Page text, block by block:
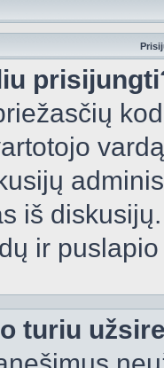
iš
ir
turiu